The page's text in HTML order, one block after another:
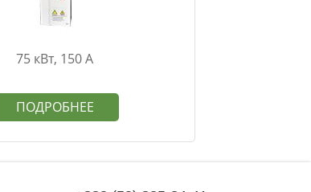
75 кВт, 150 А
ПОДРОБНЕЕ